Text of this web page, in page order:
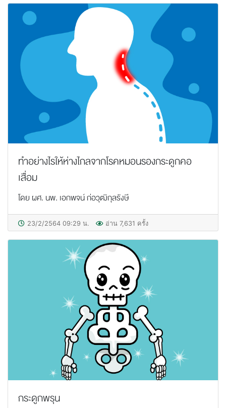
ทำอย่างไรให้ห่างไกลจากโรคหมอนรองกระดูกคอ
เสื่อม
โดย ผศ. นพ. เอกพจน์ ก่อวุฒิกุลรังษี
23/2/2564 09:29 น. อ่าน 7,631 ครั้ง
กระดูกพรุน